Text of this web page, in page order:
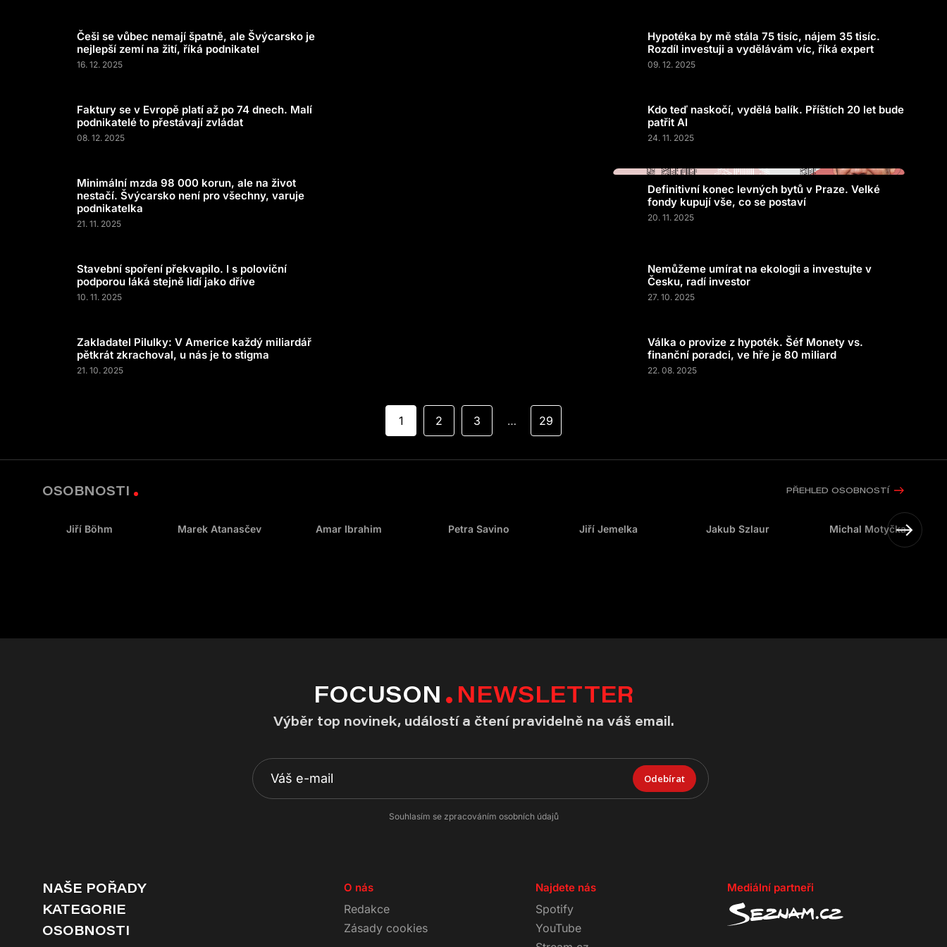
Češi se vůbec nemají špatně, ale Švýcarsko je
nejlepší zemí na žití, říká podnikatel
16. 12. 2025
Hypotéka by mě stála 75 tisíc, nájem 35 tisíc.
Rozdíl investuji a vydělávám víc, říká expert
09. 12. 2025
Faktury se v Evropě platí až po 74 dnech. Malí
podnikatelé to přestávají zvládat
08. 12. 2025
Kdo teď naskočí, vydělá balík. Příštích 20 let bude
patřit AI
24. 11. 2025
Minimální mzda 98 000 korun, ale na život
nestačí. Švýcarsko není pro všechny, varuje
podnikatelka
21. 11. 2025
Definitivní konec levných bytů v Praze. Velké
fondy kupují vše, co se postaví
20. 11. 2025
Stavební spoření překvapilo. I s poloviční
podporou láká stejně lidí jako dříve
10. 11. 2025
Nemůžeme umírat na ekologii a investujte v
Česku, radí investor
27. 10. 2025
Zakladatel Pilulky: V Americe každý miliardář
pětkrát zkrachoval, u nás je to stigma
21. 10. 2025
Válka o provize z hypoték. Šéf Monety vs.
finanční poradci, ve hře je 80 miliard
22. 08. 2025
1 2 3 … 29
OSOBNOSTI PŘEHLED OSOBNOSTÍ
Jiří Böhm Marek Atanasčev Amar Ibrahim Petra Savino Jiří Jemelka Jakub Szlaur Michal Motyčka
FOCUSON NEWSLETTER
Výběr top novinek, událostí a čtení pravidelně na váš email.
Odebírat
Souhlasím se zpracováním osobních údajů
NAŠE POŘADY
KATEGORIE
OSOBNOSTI
O nás
Redakce
Zásady cookies
Najdete nás
Spotify
YouTube
Mediální partneři